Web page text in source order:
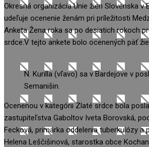
Okresná organizácia Únie žien Slovenska v
udeľuje ocenenie ženám pri príležitosti
Anketa Žena roka sa po desiatich rokoch
srdce.V tejto ankete bolo ocenených päť
N. Kurilla (vľavo) sa v Bardejove v
Semanišin.
Ocenenou v kategórii Zlaté srdce bola
zastupiteľstva Gaboltov Iveta Borovská,
Fecková, primárka oddelenia tuberkulózy a
Helena Leščišinová, starostka obce